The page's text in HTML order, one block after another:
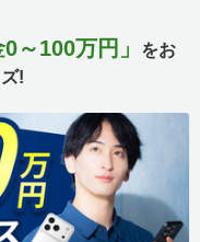
～100万円」
をお
!